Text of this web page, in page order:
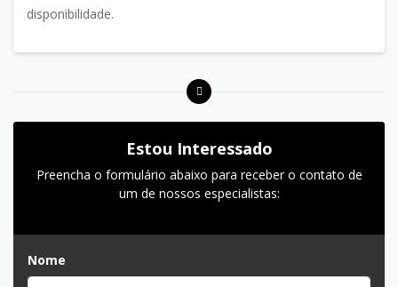
disponibilidade.
Estou Interessado
Preencha o formulário abaixo para receber o contato de
um de nossos especialistas:
Nome